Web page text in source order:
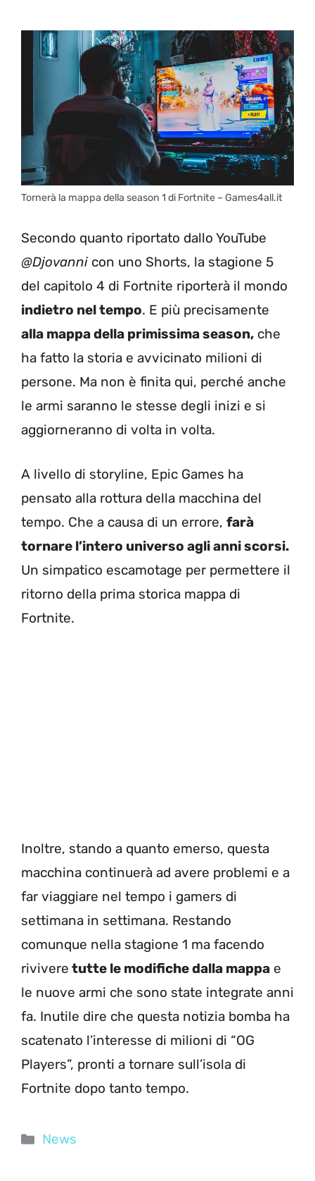
Tornerà la mappa della season 1 di Fortnite – Games4all.it
Secondo quanto riportato dallo YouTube
@Djovanni con uno Shorts, la stagione 5
del capitolo 4 di Fortnite riporterà il mondo
indietro nel tempo. E più precisamente
alla mappa della primissima season, che
ha fatto la storia e avvicinato milioni di
persone. Ma non è finita qui, perché anche
le armi saranno le stesse degli inizi e si
aggiorneranno di volta in volta.
A livello di storyline, Epic Games ha
pensato alla rottura della macchina del
tempo. Che a causa di un errore, farà
tornare l’intero universo agli anni scorsi.
Un simpatico escamotage per permettere il
ritorno della prima storica mappa di
Fortnite.
Inoltre, stando a quanto emerso, questa
macchina continuerà ad avere problemi e a
far viaggiare nel tempo i gamers di
settimana in settimana. Restando
comunque nella stagione 1 ma facendo
rivivere tutte le modifiche dalla mappa e
le nuove armi che sono state integrate anni
fa. Inutile dire che questa notizia bomba ha
scatenato l’interesse di milioni di “OG
Players”, pronti a tornare sull’isola di
Fortnite dopo tanto tempo.
Categorie
News